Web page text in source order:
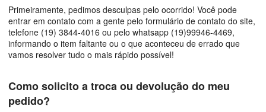
Primeiramente, pedimos desculpas pelo ocorrido! Você pode
entrar em contato com a gente pelo formulário de contato do site,
telefone (19) 3844-4016 ou pelo whatsapp (19)99946-4469,
informando o item faltante ou o que aconteceu de errado que
vamos resolver tudo o mais rápido possível!
Como solicito a troca ou devolução do meu
pedido?